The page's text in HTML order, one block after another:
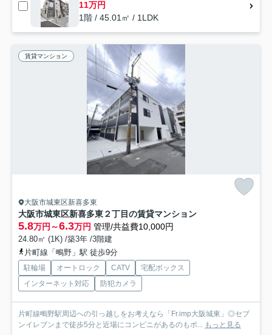
11万円
1階 / 45.01㎡ / 1LDK
賃貸マンション
大阪市城東区新喜多東
大阪市城東区新喜多東２丁目の賃貸マンション
5.8万円～6.3万円 管理/共益費10,000円
24.80㎡ (1K) /築3年 /3階建
片町線「鴫野」駅 徒歩9分
駐輪場 オートロック CATV
宅配ボックス
インターネット対応
防犯カメラ
片町線鴫野駅周辺への引っ越しをお考えなら「Fr.imp大阪城東」◎セブ
ンイレブンまで徒歩5分と近場にコンビニがあるのもポ... もっと見る